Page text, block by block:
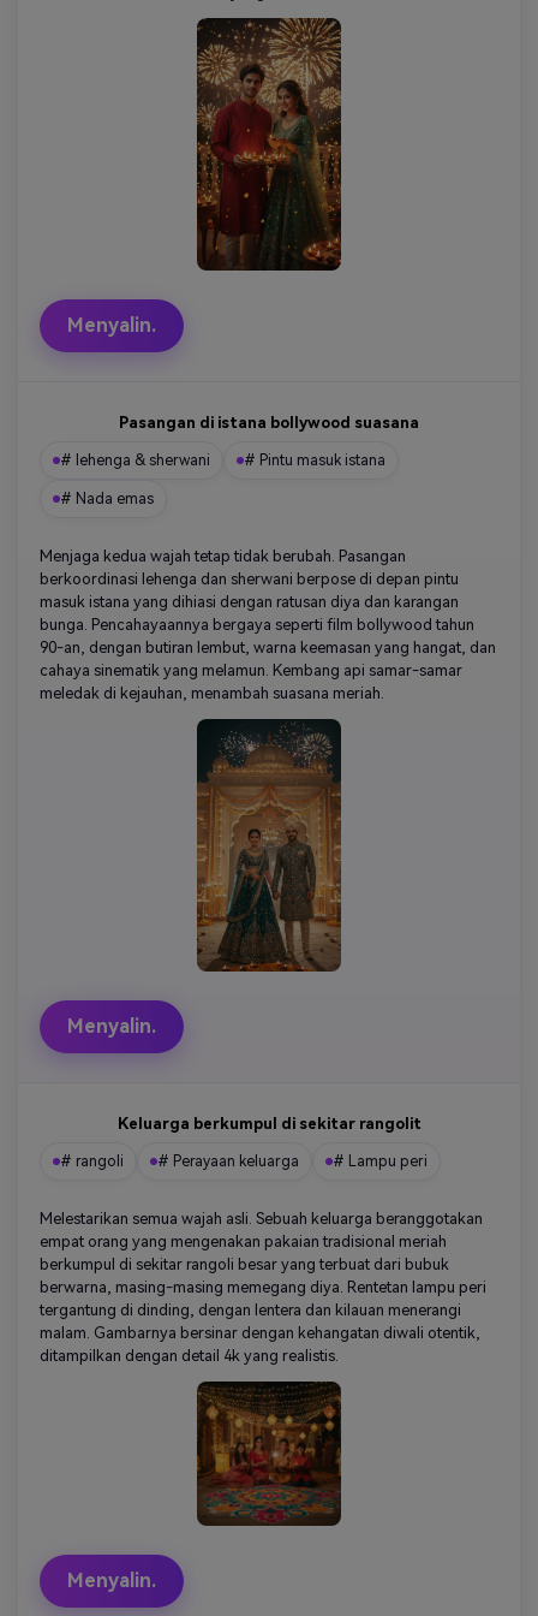
Menyalin.
Pasangan di istana bollywood suasana
# lehenga & sherwani # Pintu masuk istana
# Nada emas
Menjaga kedua wajah tetap tidak berubah. Pasangan
berkoordinasi lehenga dan sherwani berpose di depan pintu
masuk istana yang dihiasi dengan ratusan diya dan karangan
bunga. Pencahayaannya bergaya seperti film bollywood tahun
90-an, dengan butiran lembut, warna keemasan yang hangat, dan
cahaya sinematik yang melamun. Kembang api samar-samar
meledak di kejauhan, menambah suasana meriah.
Menyalin.
Keluarga berkumpul di sekitar rangolit
# rangoli # Perayaan keluarga # Lampu peri
Melestarikan semua wajah asli. Sebuah keluarga beranggotakan
empat orang yang mengenakan pakaian tradisional meriah
berkumpul di sekitar rangoli besar yang terbuat dari bubuk
berwarna, masing-masing memegang diya. Rentetan lampu peri
tergantung di dinding, dengan lentera dan kilauan menerangi
malam. Gambarnya bersinar dengan kehangatan diwali otentik,
ditampilkan dengan detail 4k yang realistis.
Menyalin.